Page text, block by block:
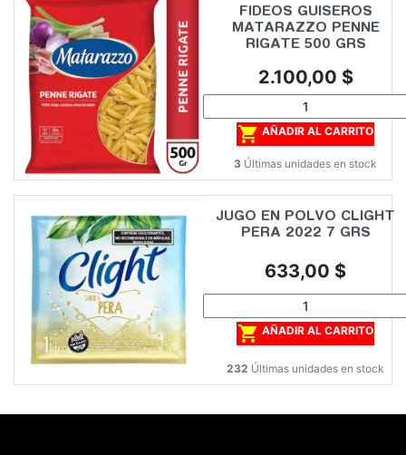
FIDEOS GUISEROS
MATARAZZO PENNE
RIGATE 500 GRS
Precio
2.100,00 $
 AÑADIR AL CARRITO
3 Últimas unidades en stock
JUGO EN POLVO CLIGHT
PERA 2022 7 GRS
Precio
633,00 $
 AÑADIR AL CARRITO
232 Últimas unidades en stock